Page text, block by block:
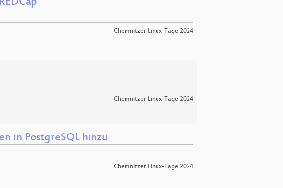
Chemnitzer Linux-Tage 2024
Chemnitzer Linux-Tage 2024
in PostgreSQL hinzu
Chemnitzer Linux-Tage 2024